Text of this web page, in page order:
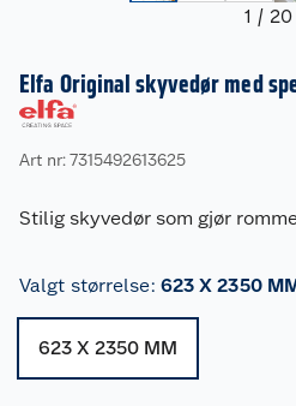
1 / 20
Elfa Original skyvedør med
Art nr: 7315492613625
Stilig skyvedør som gjør
Valgt størrelse: 623 X 2350
623 X 2350 MM